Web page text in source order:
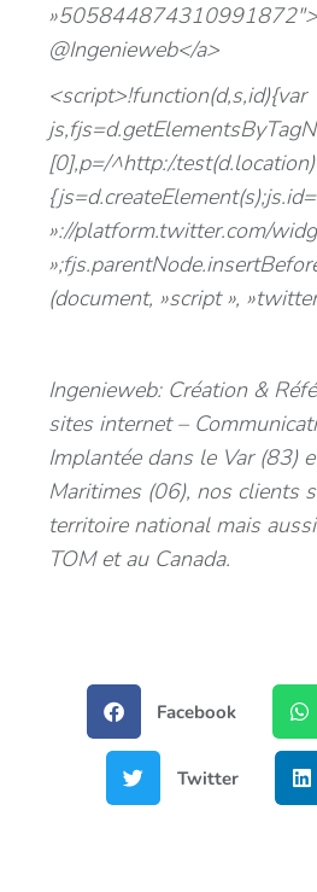
@Ingenieweb</a>
<script>!function(d,s,id){var
[0],p=/^http:/
»://platform.twitter.com/
(document, »script »,
Ingenieweb: Création &
sites internet –
Implantée dans le Var (83)
Maritimes (06), nos clients
territoire national mais
TOM et au Canada.
Facebook
Twitter